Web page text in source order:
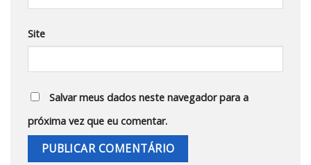
Site
Salvar meus dados neste navegador para a
próxima vez que eu comentar.